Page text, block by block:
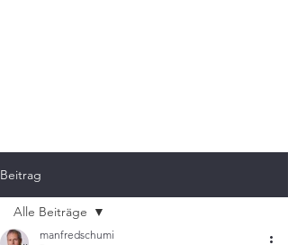
Beitrag
Alle Beiträge
manfredschumi